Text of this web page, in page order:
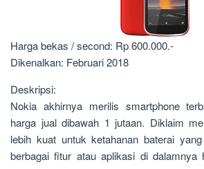
Harga bekas / second: Rp 600.000.-
Dikenalkan: Februari 2018
Deskripsi:
Nokia akhirnya merilis smartphone
harga jual dibawah 1 jutaan. Diklaim
lebih kuat untuk ketahanan baterai
berbagai fitur atau aplikasi di dalamnya